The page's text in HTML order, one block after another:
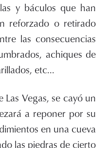
y báculos que han
reforzado o retirado
las consecuencias
achiques de
etc...
Vegas, se cayó un
a reponer por su
en una cueva
las piedras de cierto